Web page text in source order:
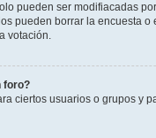
pueden ser modifiacadas
pueden borrar la encuesta
votación.
foro?
ciertos usuarios o grupos y